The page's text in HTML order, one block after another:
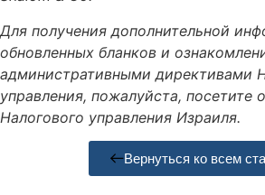
Для получения дополнительной
обновленных бланков и
административными директивами
управления, пожалуйста, посетите
Налогового управления Израиля.
Вернуться ко всем